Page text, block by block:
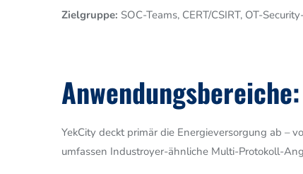
Zielgruppe: SOC-Teams, CERT/CSIRT, OT-
YekCity deckt primär die Energieversorgung ab –
umfassen Industroyer-ähnliche Multi-Protokoll-